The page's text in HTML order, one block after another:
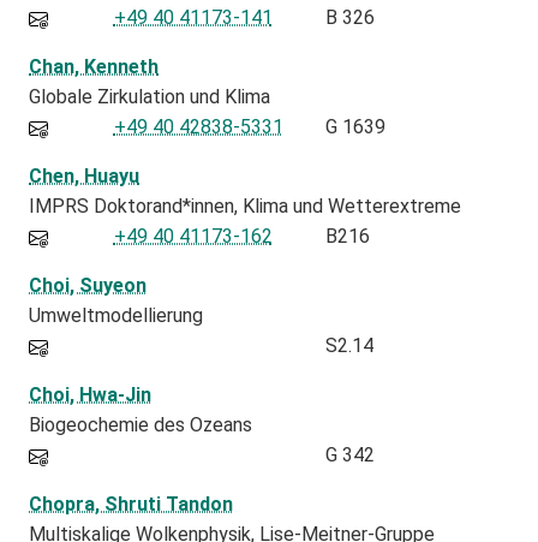
+49 40 41173-141
B 326
Chan, Kenneth
Globale Zirkulation und Klima
+49 40 42838-5331
G 1639
Chen, Huayu
IMPRS Doktorand*innen Klima und Wetterextreme
+49 40 41173-162
B216
Choi, Suyeon
Umweltmodellierung
S2.14
Choi, Hwa-Jin
Biogeochemie des Ozeans
G 342
Chopra, Shruti Tandon
Multiskalige Wolkenphysik, Lise-Meitner-Gruppe